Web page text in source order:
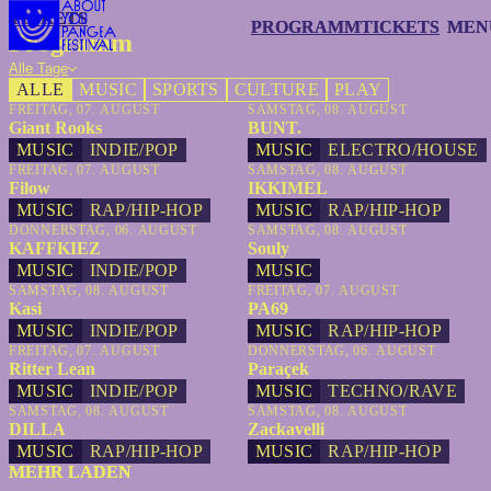
PROGRAMM
PROGRAMMTICKETS
TICKETS
TICKETS
TICKETS
Programm
Alle Tage
ALLE MUSIC SPORTS CULTURE PLAY
FREITAG, 07. AUGUST
Giant Rooks
MUSIC
INDIE/POP
SAMSTAG, 08. AUGUST
BUNT.
MUSIC
ELECTRO/HOUSE
FREITAG, 07. AUGUST
Filow
MUSIC
RAP/HIP-HOP
SAMSTAG, 08. AUGUST
IKKIMEL
MUSIC
RAP/HIP-HOP
DONNERSTAG, 06. AUGUST
KAFFKIEZ
MUSIC
INDIE/POP
SAMSTAG, 08. AUGUST
Souly
MUSIC
SAMSTAG, 08. AUGUST
Kasi
MUSIC
INDIE/POP
FREITAG, 07. AUGUST
PA69
MUSIC
RAP/HIP-HOP
FREITAG, 07. AUGUST
Ritter Lean
MUSIC
INDIE/POP
DONNERSTAG, 06. AUGUST
Paraçek
MUSIC
TECHNO/RAVE
SAMSTAG, 08. AUGUST
DILLA
MUSIC
RAP/HIP-HOP
SAMSTAG, 08. AUGUST
Zackavelli
MUSIC
RAP/HIP-HOP
MEHR LADEN
MEHR LADEN